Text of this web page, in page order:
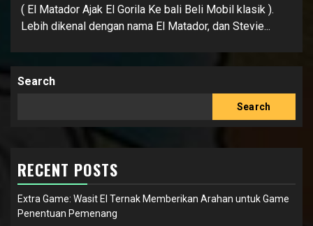
( El Matador Ajak El Gorila Ke bali Beli Mobil klasik ).
Lebih dikenal dengan nama El Matador, dan Stevie...
Search
Search
RECENT POSTS
Extra Game: Wasit El Ternak Memberikan Arahan untuk Game
Penentuan Pemenang